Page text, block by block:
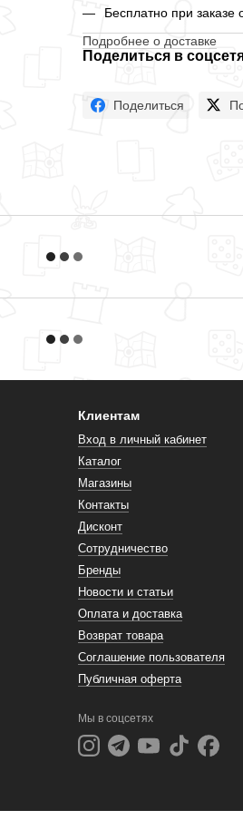
Бесплатно при заказе
Подробнее о доставке
Поделиться в
Поделиться
Клиентам
Вход в личный кабинет
Каталог
Магазины
Контакты
Дисконт
Сотрудничество
Бренды
Новости и статьи
Оплата и доставка
Возврат товара
Соглашение пользователя
Публичная оферта
Мы в соцсетях